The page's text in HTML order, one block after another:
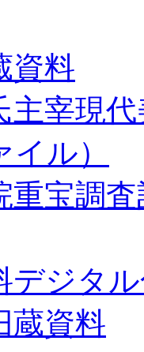
資料
主宰現
イル）
重宝調
デジタ
蔵資料